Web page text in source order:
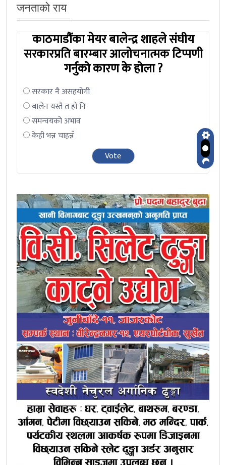
जनताको राय
काठमाडौंका मेयर बालेन्द्र शाहले संघीय
सरकारप्रति बारम्बार आलोचनात्मक टिप्पणी
गर्नुको कारण के होला ?
सरकार नै असहयोगी
बालेन यस्तै त हो नि
समन्वयको अभाव
केही भन्न चाहन्नँ